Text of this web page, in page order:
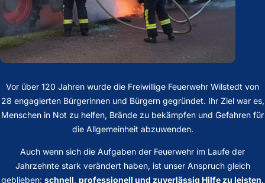
Vor über 120 Jahren wurde die Freiwillige Feuerwehr Wilstedt von
28 engagierten Bürgerinnen und Bürgern gegründet. Ihr Ziel war es,
Menschen in Not zu helfen, Brände zu bekämpfen und Gefahren für
die Allgemeinheit abzuwenden.
Auch wenn sich die Aufgaben der Feuerwehr im Laufe der
Jahrzehnte stark verändert haben, ist unser Anspruch gleich
geblieben: schnell, professionell und zuverlässig Hilfe zu leisten.